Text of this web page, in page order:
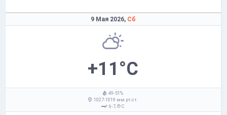
9 Мая 2026, Сб
+11°C
: 49-51%
: 1027-1019 мм рт.ст.
: 6-7,
С